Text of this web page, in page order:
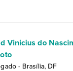
Vinicius do
- Brasília, DF